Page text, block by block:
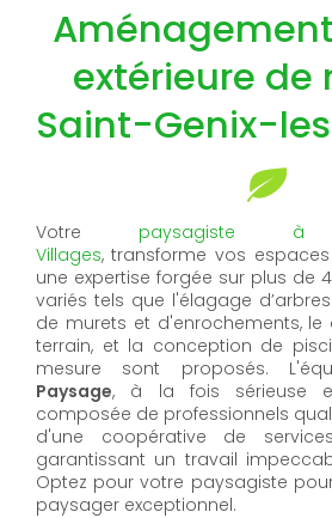
extérieure de
Saint-Genix-
Votre paysagiste à
Villages, transforme vos
une expertise forgée sur plus de
variés tels que l'élagage
de murets et d'enrochements, le
terrain, et la conception de
mesure sont proposés.
Paysage, à la fois sérieuse
composée de professionnels
d'une coopérative de
garantissant un travail
Optez pour votre paysagiste
paysager exceptionnel.